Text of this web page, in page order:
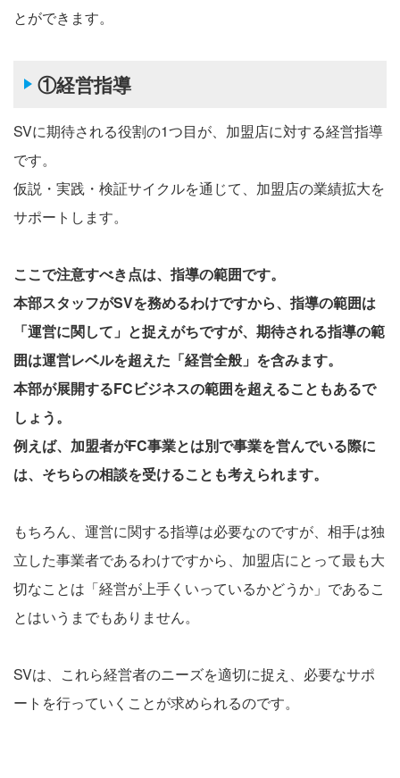
とができます。
①経営指導
SVに期待される役割の1つ目が、加盟店に対する経営指導
です。
仮説・実践・検証サイクルを通じて、加盟店の業績拡大を
サポートします。
ここで注意すべき点は、指導の範囲です。
本部スタッフがSVを務めるわけですから、指導の範囲は
「運営に関して」と捉えがちですが、期待される指導の範
囲は運営レベルを超えた「経営全般」を含みます。
本部が展開するFCビジネスの範囲を超えることもあるで
しょう。
例えば、加盟者がFC事業とは別で事業を営んでいる際に
は、そちらの相談を受けることも考えられます。
もちろん、運営に関する指導は必要なのですが、相手は独
立した事業者であるわけですから、加盟店にとって最も大
切なことは「経営が上手くいっているかどうか」であるこ
とはいうまでもありません。
SVは、これら経営者のニーズを適切に捉え、必要なサポ
ートを行っていくことが求められるのです。